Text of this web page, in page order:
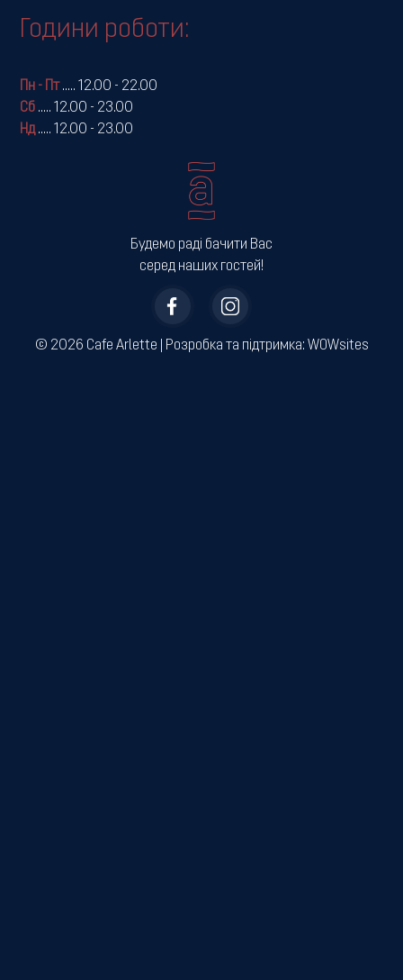
Будемо раді бачити Вас
серед наших гостей!
Години роботи:
Пн - Пт.....
12.00 - 22.00
Сб .....
12.00 - 23.00
Нд..... 12.00 - 23.00
© 2026 Cafe Arlette | ­Розробка та підтримка: WOWsites